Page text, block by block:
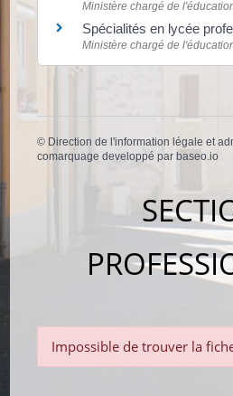
Ministère chargé de
Spécialités en lycée
Ministère chargé de
© Direction de l'information légale et
comarquage developpé parbaseo.io
Impossible de trouver la